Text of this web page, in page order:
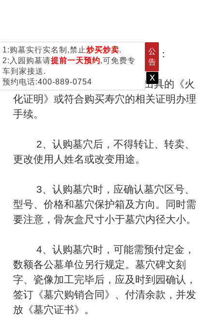
1:购墓实行实名制,禁止炒买炒卖.
2:入园购墓请提前一天预约,可免费专
车到家接送.
预约电话:400-889-0754
公
告
x
购买墓地过程中的注意事项：
1、认购墓穴须凭殡仪馆出具的《火
化证明》或符合购买寿穴的相关证明办理
手续。
2、认购墓穴后，不得转让、转卖、
更改使用人姓名或改变用途。
3、认购墓穴时，应确认墓穴区号、
型号、价格和墓穴保护箱及方向。同时需
要注意，骨灰盒尺寸小于墓穴内径大小。
4、认购墓穴时，可能需预付定金，
数额各公墓单位另行规定。墓穴碑文刻
字、瓷像加工完毕后，应及时到园确认，
签订《墓穴购销合同》、付清余款，并发
放《墓穴证书》。